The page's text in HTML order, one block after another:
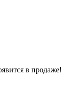
в продаже!